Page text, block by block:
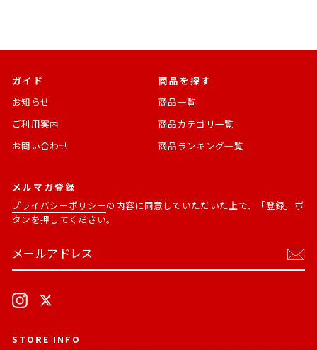
ガイド
お知らせ
ご利用案内
お問い合わせ
商品を探す
商品一覧
商品カテゴリ一覧
商品ランキング一覧
メルマガ登録
プライバシーポリシーの内容に同意していただいた上で、「登録」ボ
タンを押してください。
ー
レ
ス
読
Instagram
STORE INFO